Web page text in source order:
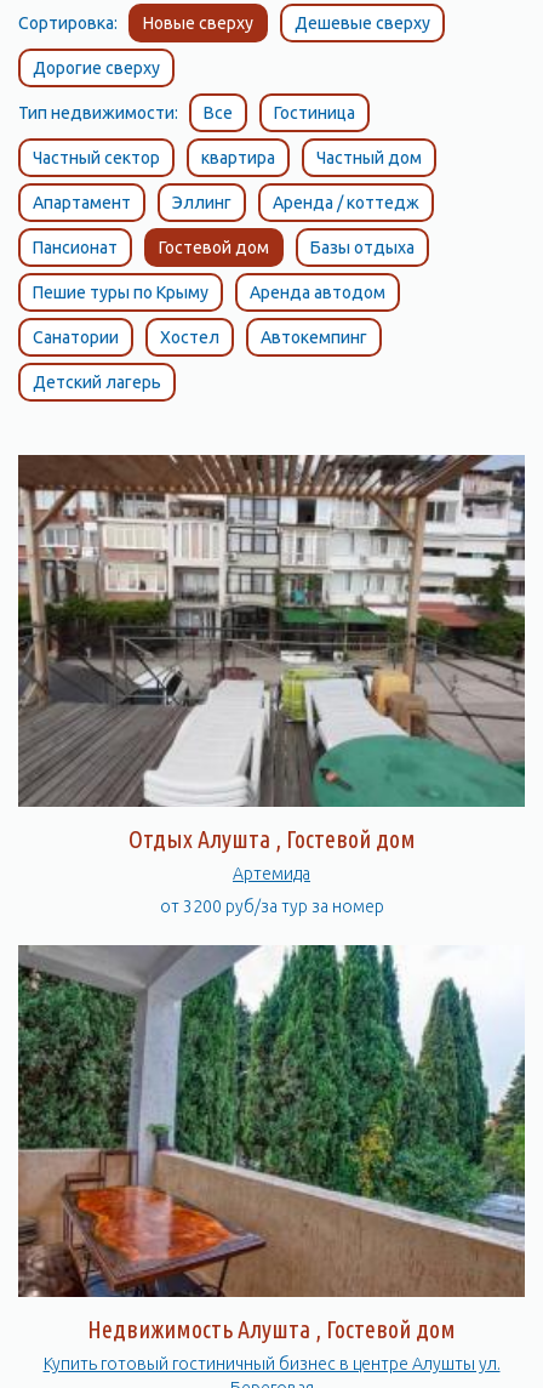
Сортировка:
Новые сверху Дешевые сверху
Дорогие сверху
Тип недвижимости: Все Гостиница
Частный сектор квартира Частный дом
Апартамент Эллинг Аренда / коттедж
Пансионат Гостевой дом Базы отдыха
Пешие туры по Крыму Аренда автодом
Санатории Хостел Автокемпинг
Детский лагерь
Отдых Алушта , Гостевой дом
Артемида
от 3200 руб/за тур за номер
Недвижимость Алушта , Гостевой дом
Купить готовый гостиничный бизнес в центре Алушты ул.